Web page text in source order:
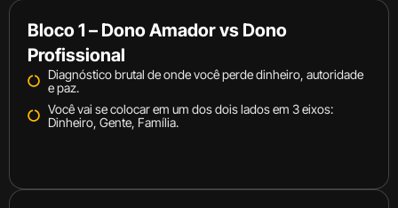
Bloco 1 – Dono Amador vs Dono
Profissional
Diagnóstico brutal de onde você perde dinheiro, autoridade
e paz.
Você vai se colocar em um dos dois lados em 3 eixos:
Dinheiro, Gente, Família.